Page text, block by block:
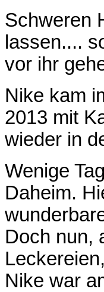
Schweren
lassen....
vor ihr
Nike kam
2013 mit
wieder in
Wenige
Daheim.
Doch nun,
Nike war